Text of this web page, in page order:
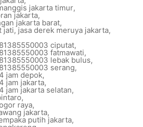
jakarta timur,
jakarta,
jakarta barat,
jati,jasa derek meruya jakarta,
ciputat,
fatmawati,
lebak bulus,
serang,
jam depok,
jam jakarta,
jam jakarta selatan,
,
raya,
jakarta,
putih jakarta,